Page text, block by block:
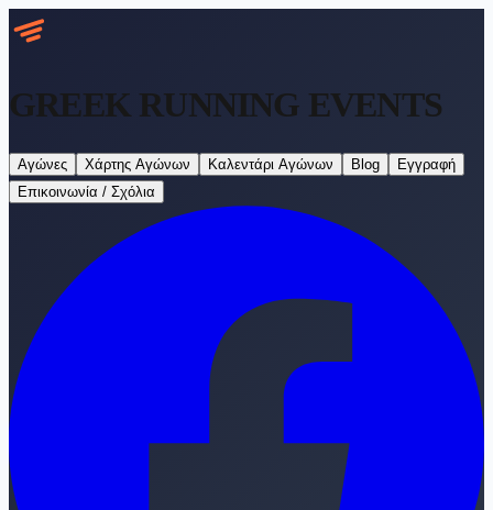
GREEK RUNNING EVENTS
Αγώνες Χάρτης Αγώνων Καλεντάρι Αγώνων Blog
Εγγραφή
Επικοινωνία / Σχόλια